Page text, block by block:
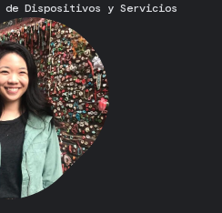
Dispositivos y Servicios